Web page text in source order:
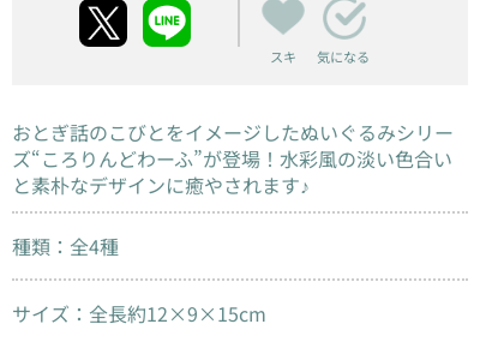
スキ 気になる
おとぎ話のこびとをイメージしたぬいぐるみシリー
ズ“ころりんどわーふ”が登場！水彩風の淡い色合い
と素朴なデザインに癒やされます♪
種類：全4種
サイズ：全長約12×9×15cm